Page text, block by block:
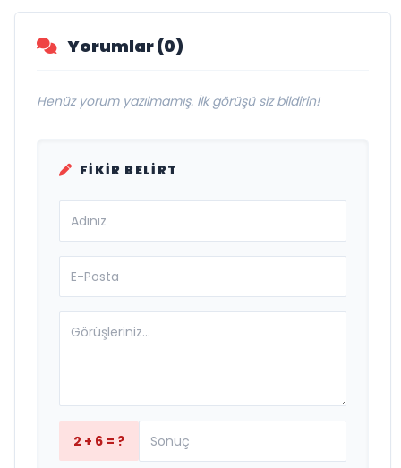
Yorumlar (0)
Henüz yorum yazılmamış. İlk görüşü siz bildirin!
FIKIR BELIRT
2 + 6 = ?